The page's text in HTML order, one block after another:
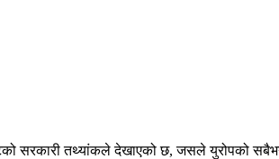
सरकारी तथ्यांकले देखाएको छ, जसले युरोपको